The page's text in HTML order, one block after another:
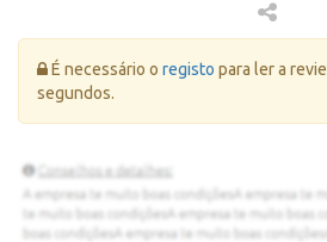
Erro:
É necessário o registo para ler a
segundos.